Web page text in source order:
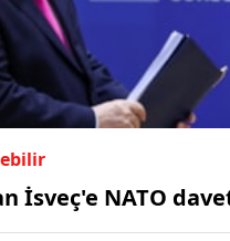
İsveç'e NATO